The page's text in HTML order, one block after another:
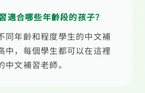
適合哪些年齡段的孩子？
同年齡和程度學生的中文補
中，每個學生都可以在這裡
文補習老師。